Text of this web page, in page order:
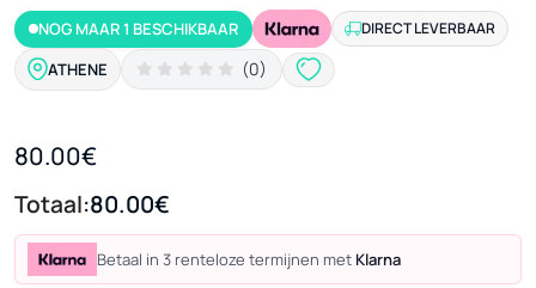
NOG MAAR 1 BESCHIKBAAR DIRECT LEVERBAAR
ATHENE (0)
80.00€
Totaal:80.00€
Betaal in 3 renteloze termijnen met Klarna